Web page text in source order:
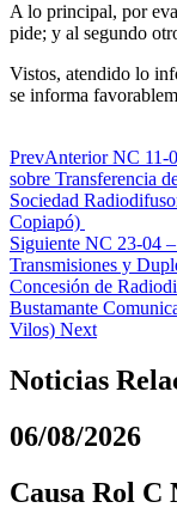
A lo principal, por
pide; y al segundo
Vistos, atendido lo
se informa
PrevAnteriorNC 11-
sobre Transferencia
Sociedad
Copiapó)
Siguiente NC 23-04
Transmisiones y
Concesión de
Bustamante
Vilos) Next
Noticias
06/08/2026
Causa Rol C